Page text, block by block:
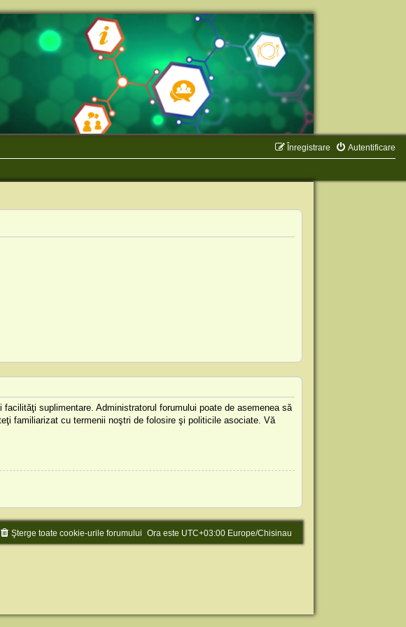
Autentificare
Înregistrare
suplimentare. Administratorul forumului poate de asemenea să
familiarizat cu termenii noştri de folosire şi politicile asociate. Vă
Ora este UTC+03:00 Europe/Chisinau
Şterge toate cookie-urile forumului